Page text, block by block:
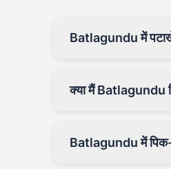
Batlagundu में पटाखे
क्या मैं Batlagundu
Batlagundu में पिक-